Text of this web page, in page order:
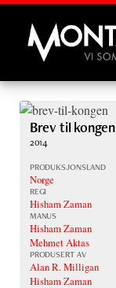
Montages
Brev til kongen
2014
PRODUKSJONSLAND
Norge
REGI
Hisham Zaman
MANUS
Hisham Zaman
Mehmet Aktas
PRODUSERT AV
Alan R. Milligan
Hisham Zaman